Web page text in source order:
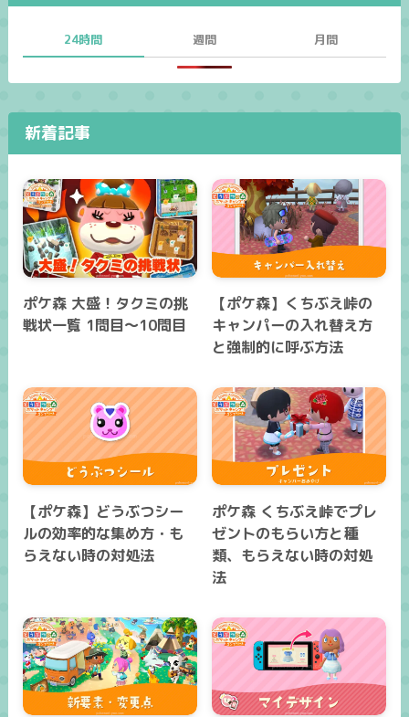
24時間 週間 月間
新着記事
ポケ森 大盛！タクミの挑
戦状一覧 1問目～10問目
【ポケ森】くちぶえ峠の
キャンパーの入れ替え方
と強制的に呼ぶ方法
【ポケ森】どうぶつシー
ルの効率的な集め方・も
らえない時の対処法
ポケ森 くちぶえ峠でプレ
ゼントのもらい方と種
類、もらえない時の対処
法